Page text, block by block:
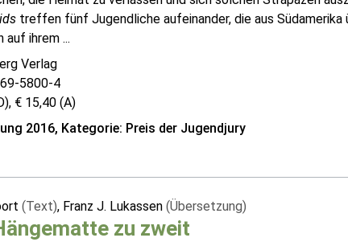
treffen fünf Jugendliche aufeinander, die aus Südamerika
auf ihrem ...
Verlag
5800-4
€ 15,40 (A)
2016, Kategorie: Preis der Jugendjury
(Text), Franz J. Lukassen (Übersetzung)
zu zweit